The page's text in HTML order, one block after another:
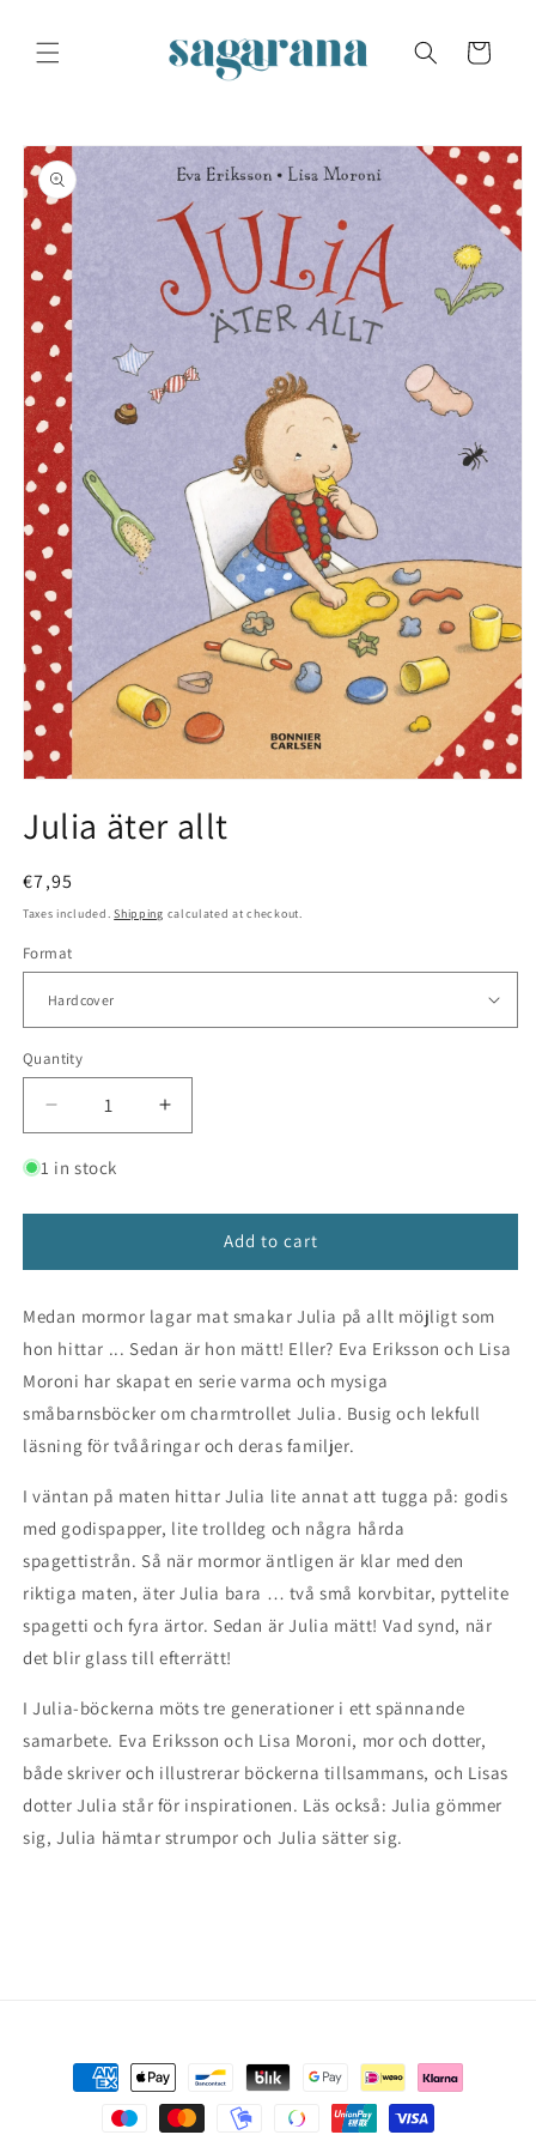
content
Cart
Skip to
product
information
in
Julia äter allt
Regular
price
€7,95
Taxes included.Shipping calculated at checkout.
Format
Quantity
Decrease
quantity
for
äter
Increase
quantity
äter
1 in stock
Add to cart
Medan mormor lagar mat smakar Julia på allt möjligt som
hon hittar ... Sedan är hon mätt! Eller? Eva Eriksson och Lisa
Moroni har skapat en serie varma och mysiga
småbarnsböcker om charmtrollet Julia. Busig och lekfull
läsning för tvååringar och deras familjer.
I väntan på maten hittar Julia lite annat att tugga på: godis
med godispapper, lite trolldeg och några hårda
spagettistrån. Så när mormor äntligen är klar med den
riktiga maten, äter Julia bara … två små korvbitar, pyttelite
spagetti och fyra ärtor. Sedan är Julia mätt! Vad synd, när
det blir glass till efterrätt!
I Julia-böckerna möts tre generationer i ett spännande
samarbete. Eva Eriksson och Lisa Moroni, mor och dotter,
både skriver och illustrerar böckerna tillsammans, och Lisas
dotter Julia står för inspirationen. Läs också: Julia gömmer
sig, Julia hämtar strumpor och Julia sätter sig.
Payment
methods